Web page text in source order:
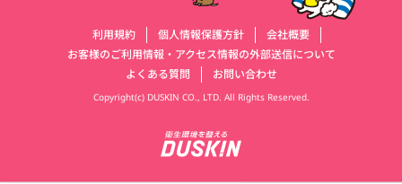
利用規約 個人情報保護方針
会社概要
お客様のご利用情報・アクセス情報の外部送信について
よくある質問
お問い合わせ
Copyright(c) DUSKIN CO., LTD. All Rights Reserved.